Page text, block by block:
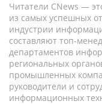
Читатели CNews —
из самых успешных
индустрии
составляют топ-
департаментов
региональных
промышленных
руководители и
информационных